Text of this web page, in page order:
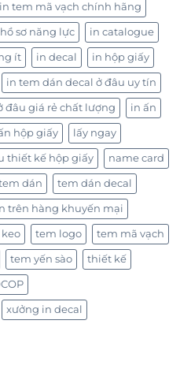
tem mã vạch chính hãng
hồ sơ năng lực in catalogue
ít in decal in hộp giấy
in tem dán decal ở đâu uy tín
đâu giá rẻ chất lượng in ấn
hộp giấy lấy ngay
thiết kế hộp giấy name card
dán tem dán decal
trên hàng khuyến mại
tem logo tem mã vạch
tem yến sào thiết kế
xưởng in decal